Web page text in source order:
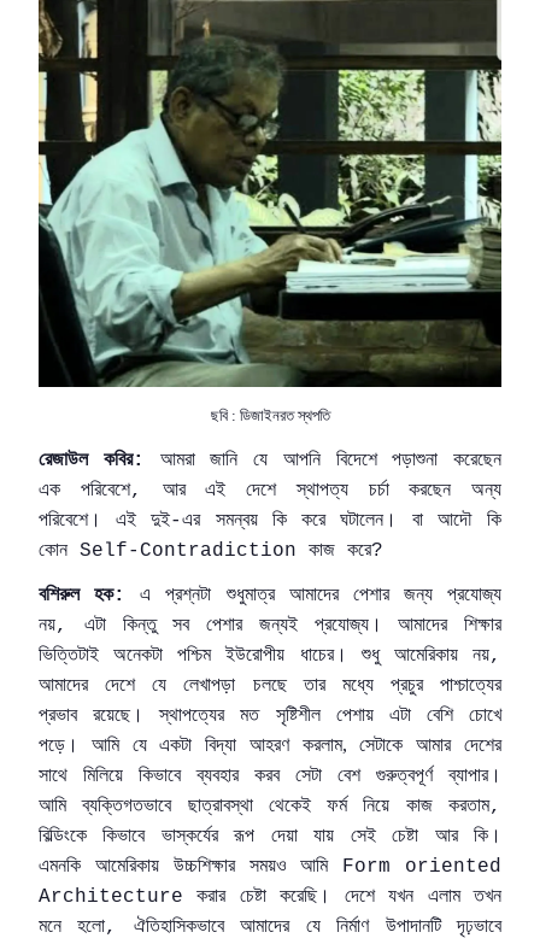
ছবি : ডিজাইনরত স্থপতি
রেজাউল কবির: আমরা জানি যে আপনি বিদেশে পড়াশুনা
করেছেন
এক
পরিবেশে, আর এই দেশে স্থাপত্য চর্চা করছেন
অন্য
পরিবেশে।
এই দুই-এর সমন্বয় কি করে ঘটালেন। বা আদৌ
কি
কোনSelf-Contradiction কাজ করে?
বশিরুল হক: এ প্রশ্নটা শুধুমাত্র আমাদের পেশার জন্য
প্রযোজ্য
নয়, এটা কিন্তু সব পেশার জন্যই প্রযোজ্য। আমাদের
শিক্ষার
ভিত্তিটাই
অনেকটা পশ্চিম ইউরোপীয় ধাচের। শুধু আমেরিকায় নয়,
আমাদের দেশে যে লেখাপড়া চলছে তার মধ্যে প্রচুর
পাশ্চাত্যের
প্রভাব
রয়েছে। স্থাপত্যের মত সৃষ্টিশীল পেশায় এটা বেশি
চোখে
পড়ে।
আমি যে একটা বিদ্যা আহরণ করলাম, সেটাকে আমার
দেশের
সাথে
মিলিয়ে কিভাবে ব্যবহার করব সেটা বেশ গুরুত্বপূর্ণ
ব্যাপার।
আমি
ব্যক্তিগতভাবে ছাত্রাবস্থা থেকেই ফর্ম নিয়ে কাজ করতাম,
বিল্ডিংকে কিভাবে ভাস্কর্যের রূপ দেয়া যায় সেই চেষ্টা আর
কি।
এমনকি
আমেরিকায় উচ্চশিক্ষার সময়ও আমিForm oriented
Architectureকরার চেষ্টা করেছি। দেশে যখন এলাম
তখন
মনে
হলো, ঐতিহাসিকভাবে আমাদের যে নির্মাণ উপাদানটি
দৃঢ়ভাবে